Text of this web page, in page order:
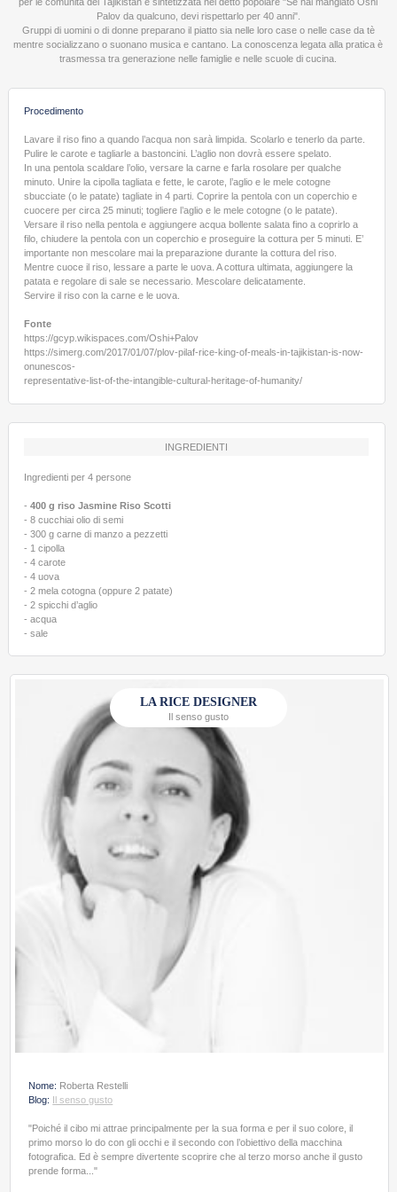
Palov da qualcuno, devi rispettarlo per 40 anni".
Gruppi di uomini o di donne preparano il piatto sia nelle loro case o nelle case da tè
mentre socializzano o suonano musica e cantano. La conoscenza legata alla pratica è
trasmessa tra generazione nelle famiglie e nelle scuole di cucina.
Procedimento
Lavare il riso fino a quando l’acqua non sarà limpida. Scolarlo e tenerlo da parte.
Pulire le carote e tagliarle a bastoncini. L’aglio non dovrà essere spelato.
In una pentola scaldare l’olio, versare la carne e farla rosolare per qualche
minuto. Unire la cipolla tagliata e fette, le carote, l’aglio e le mele cotogne
sbucciate (o le patate) tagliate in 4 parti. Coprire la pentola con un coperchio e
cuocere per circa 25 minuti; togliere l’aglio e le mele cotogne (o le patate).
Versare il riso nella pentola e aggiungere acqua bollente salata fino a coprirlo a
filo, chiudere la pentola con un coperchio e proseguire la cottura per 5 minuti. E’
importante non mescolare mai la preparazione durante la cottura del riso.
Mentre cuoce il riso, lessare a parte le uova. A cottura ultimata, aggiungere la
patata e regolare di sale se necessario. Mescolare delicatamente.
Servire il riso con la carne e le uova.
Fonte
https://gcyp.wikispaces.com/Oshi+Palov
https://simerg.com/2017/01/07/plov-pilaf-rice-king-of-meals-in-tajikistan-is-now-
onunescos-
representative-list-of-the-intangible-cultural-heritage-of-humanity/
INGREDIENTI
Ingredienti per 4 persone
-400 g riso Jasmine Riso Scotti
- 8 cucchiai olio di semi
- 300 g carne di manzo a pezzetti
- 1 cipolla
- 4 carote
- 4 uova
- 2 mela cotogna (oppure 2 patate)
- 2 spicchi d’aglio
- acqua
- sale
LA RICE DESIGNER
Il senso gusto
Nome: Roberta Restelli
Blog:
Il senso gusto
"Poiché il cibo mi attrae principalmente per la sua forma e per il suo colore, il
primo morso lo do con gli occhi e il secondo con l’obiettivo della macchina
fotografica. Ed è sempre divertente scoprire che al terzo morso anche il gusto
prende forma..."